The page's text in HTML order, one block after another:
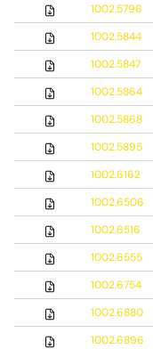
1002.5796
1002.5844
1002.5847
1002.5864
1002.5868
1002.5895
1002.6162
1002.6506
1002.6516
1002.6555
1002.6754
1002.6880
1002.6896